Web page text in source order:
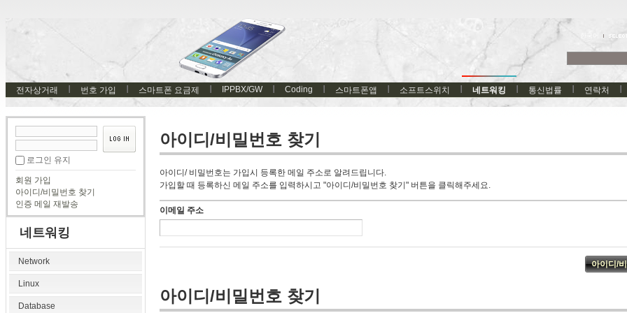
전자상거래 번호 가입 스마트폰 요금제 IPPBX/GW Coding 스마트폰앱 소프트스위치 네트워킹 통신법률 연락처
로그인 유지
회원 가입
아이디/비밀번호 찾기
인증 메일 재발송
네트워킹
Network
Linux
Database
아이디/비밀번호 찾기
아이디/ 비밀번호는 가입시 등록한 메일 주소로 알려드립니다.
가입할 때 등록하신 메일 주소를 입력하시고 "아이디/비밀번호 찾기" 버튼을 클릭해주세요.
이메일 주소
아이디/비밀번호 찾기